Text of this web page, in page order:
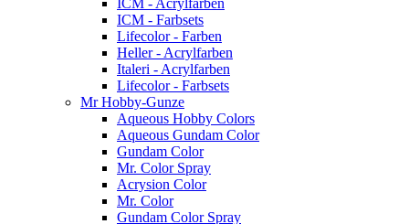
ICM - Acrylfarben
ICM - Farbsets
Lifecolor - Farben
Heller - Acrylfarben
Italeri - Acrylfarben
Lifecolor - Farbsets
Mr Hobby-Gunze
Aqueous Hobby Colors
Aqueous Gundam Color
Gundam Color
Mr. Color Spray
Acrysion Color
Mr. Color
Gundam Color Spray